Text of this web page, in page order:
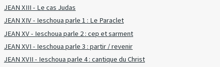
JEAN XIII - Le cas Judas
JEAN XIV - Ieschoua parle 1 : Le Paraclet
JEAN XV - Ieschoua parle 2 : cep et sarment
JEAN XVI - Ieschoua parle 3 : partir / revenir
JEAN XVII - Ieschoua parle 4 : cantique du Christ